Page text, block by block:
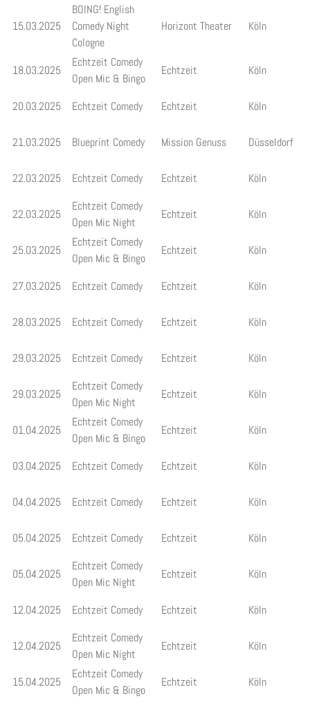
15.03.2025
BOING! English
Comedy Night
Cologne
Horizont Theater Köln
18.03.2025
Echtzeit Comedy
Open Mic & Bingo
Echtzeit Köln
20.03.2025 Echtzeit Comedy Echtzeit Köln
21.03.2025 Blueprint Comedy Mission Genuss Düsseldorf
22.03.2025 Echtzeit Comedy Echtzeit Köln
22.03.2025
Echtzeit Comedy
Open Mic Night
Echtzeit Köln
25.03.2025
Echtzeit Comedy
Open Mic & Bingo
Echtzeit Köln
27.03.2025 Echtzeit Comedy Echtzeit Köln
28.03.2025 Echtzeit Comedy Echtzeit Köln
29.03.2025 Echtzeit Comedy Echtzeit Köln
29.03.2025
Echtzeit Comedy
Open Mic Night
Echtzeit Köln
01.04.2025
Echtzeit Comedy
Open Mic & Bingo
Echtzeit Köln
03.04.2025 Echtzeit Comedy Echtzeit Köln
04.04.2025 Echtzeit Comedy Echtzeit Köln
05.04.2025 Echtzeit Comedy Echtzeit Köln
05.04.2025
Echtzeit Comedy
Open Mic Night
Echtzeit Köln
12.04.2025 Echtzeit Comedy Echtzeit Köln
12.04.2025
Echtzeit Comedy
Open Mic Night
Echtzeit Köln
15.04.2025
Echtzeit Comedy
Open Mic & Bingo
Echtzeit Köln